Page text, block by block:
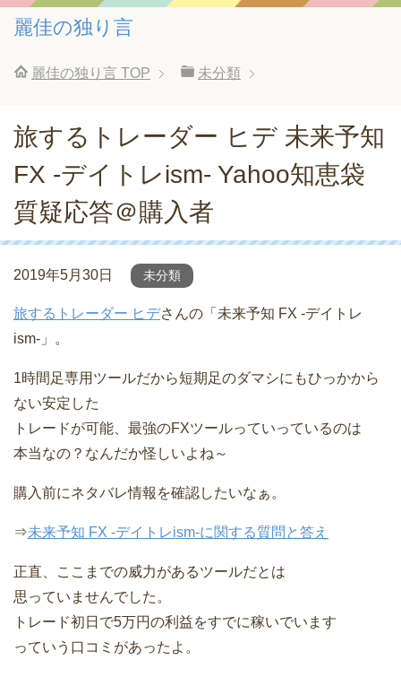
麗佳の独り言
麗佳の独り言 TOP 未分類
旅するトレーダー ヒデ 未来予知
FX -デイトレism- Yahoo知恵袋
質疑応答＠購入者
2019年5月30日 未分類
旅するトレーダー ヒデさんの「未来予知 FX -デイトレ
ism-」。
1時間足専用ツールだから短期足のダマシにもひっかから
ない安定した
トレードが可能、最強のFXツールっていっているのは
本当なの？なんだか怪しいよね～
購入前にネタバレ情報を確認したいなぁ。
⇒未来予知 FX -デイトレism-に関する質問と答え
正直、ここまでの威力があるツールだとは
思っていませんでした。
トレード初日で5万円の利益をすでに稼いでいます
っていう口コミがあったよ。